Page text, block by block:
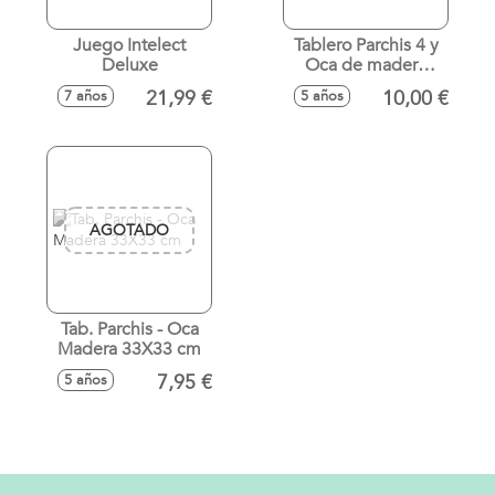
Juego Intelect
Deluxe
7 años 21,99 €
Tablero Parchis 4 y
Oca de madera
40x40 cm sin
accesorios
5 años 10,00 €
AGOTADO
Tab. Parchis - Oca
Madera 33X33 cm
5 años 7,95 €